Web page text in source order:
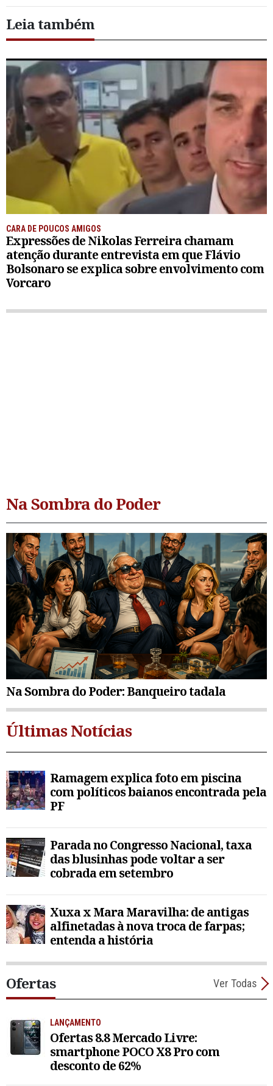
Leia também
CARA DE POUCOS AMIGOS
Expressões de Nikolas Ferreira chamam
atenção durante entrevista em que Flávio
Bolsonaro se explica sobre envolvimento com
Vorcaro
Na Sombra do Poder
Na Sombra do Poder: Banqueiro tadala
Últimas Notícias
Ramagem explica foto em piscina
com políticos baianos encontrada pela
PF
Parada no Congresso Nacional, taxa
das blusinhas pode voltar a ser
cobrada em setembro
Xuxa x Mara Maravilha: de antigas
alfinetadas à nova troca de farpas;
entenda a história
Ofertas Ver Todas
LANÇAMENTO
Ofertas 8.8 Mercado Livre:
smartphone POCO X8 Pro com
desconto de 62%